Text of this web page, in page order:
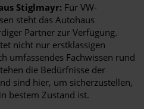
Stiglmayr: Für VW-
steht das Autohaus
Partner zur Verfügung.
nicht nur erstklassigen
umfassendes Fachwissen rund
die Bedürfnisse der
sind hier, um sicherzustellen,
bestem Zustand ist.